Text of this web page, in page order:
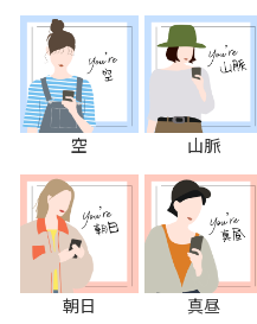
空 山脈
朝日 真昼